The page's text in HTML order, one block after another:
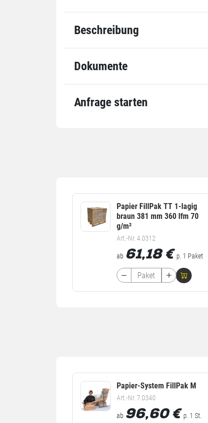
Beschreibung
Dokumente
Anfrage starten
Papier FillPak TT 1-lagig
braun 381 mm 360 lfm 70
g/m²
Art.-Nr. 4.0312
ab 61,18€ p. 1 Paket
Papier-System FillPak M
Art.-Nr. 7.0340
ab 96,60€ p. 1 St.